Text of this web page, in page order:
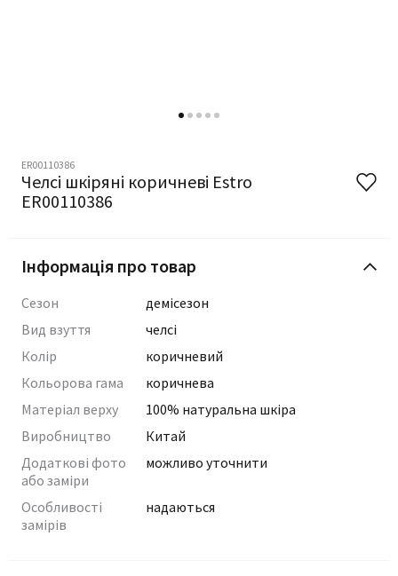
ER00110386
Челсі шкіряні коричневі Estro
ER00110386
Інформація про товар
Сезон
демісезон
Вид взуття
челсі
Колір
коричневий
Кольорова гама
коричнева
Матеріал верху
100% натуральна шкіра
Виробництво
Китай
Додаткові фото
або заміри
можливо уточнити
Особливості
замірів
надаються